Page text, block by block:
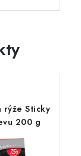
rýže Sticky
200 g